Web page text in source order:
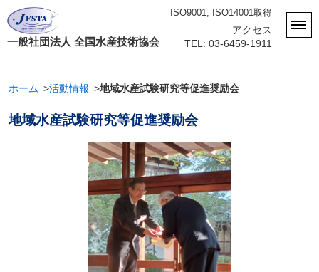
一般社団法人 全国水産技術協会
ISO9001, ISO14001取得
アクセス
TEL: 03-6459-1911
ホーム 活動情報 地域水産試験研究等促進奨励会
地域水産試験研究等促進奨励会